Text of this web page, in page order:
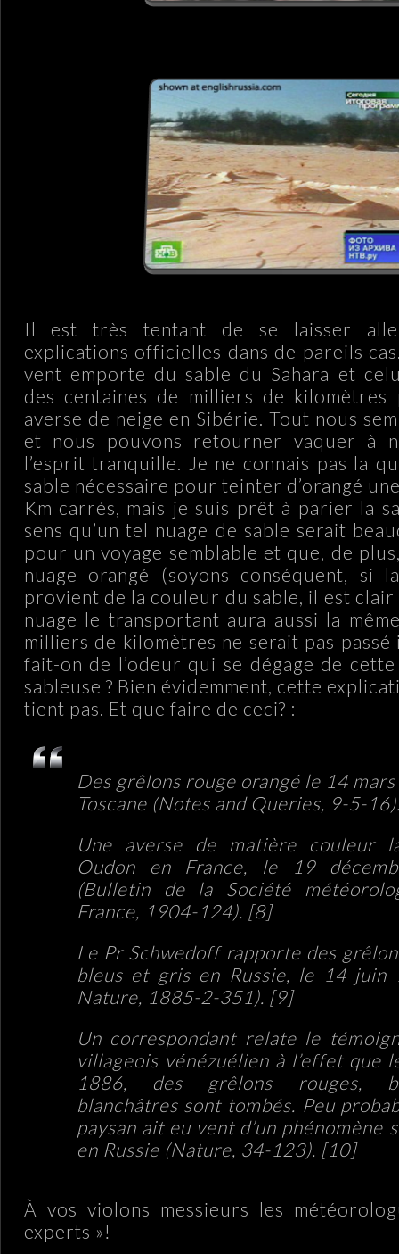
Il est très tentant de se laisser
explications officielles dans de pareils
vent emporte du sable du Sahara et
des centaines de milliers de
averse de neige en Sibérie. Tout nous
et nous pouvons retourner vaquer à
l’esprit tranquille. Je ne connais pas la
sable nécessaire pour teinter d’orangé
Km carrés, mais je suis prêt à parier la
sens qu’un tel nuage de sable serait
pour un voyage semblable et que, de
nuage orangé (soyons conséquent, si
provient de la couleur du sable, il est clair
nuage le transportant aura aussi la
milliers de kilomètres ne serait pas passé
fait-on de l’odeur qui se dégage de
sableuse ? Bien évidemment, cette
tient pas. Et que faire de ceci? :
Des grêlons rouge orangé le 14
Toscane (Notes and Queries, 9-5-
Une averse de matière couleur
Oudon en France, le 19
(Bulletin de la Société
France, 1904-124). [8]
Le Pr Schwedoff rapporte des
bleus et gris en Russie, le 14 juin
Nature, 1885-2-351). [9]
Un correspondant relate le
villageois vénézuélien à l’effet que
1886, des grêlons rouges,
blanchâtres sont tombés. Peu
paysan ait eu vent d’un phénomène
en Russie (Nature, 34-123). [10]
À vos violons messieurs les
experts »!